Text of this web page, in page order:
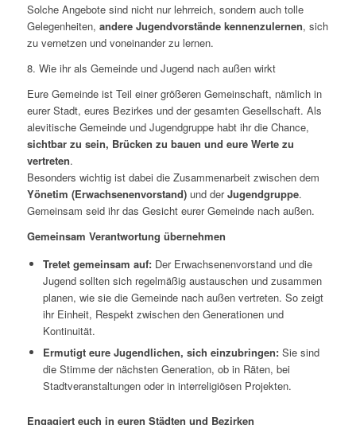
Solche Angebote sind nicht nur lehrreich, sondern auch tolle
Gelegenheiten, andere Jugendvorstände kennenzulernen, sich
zu vernetzen und voneinander zu lernen.
8. Wie ihr als Gemeinde und Jugend nach außen wirkt
Eure Gemeinde ist Teil einer größeren Gemeinschaft, nämlich in
eurer Stadt, eures Bezirkes und der gesamten Gesellschaft. Als
alevitische Gemeinde und Jugendgruppe habt ihr die Chance,
sichtbar zu sein, Brücken zu bauen und eure Werte zu
vertreten.
Besonders wichtig ist dabei die Zusammenarbeit zwischen dem
Yönetim (Erwachsenenvorstand)und derJugendgruppe.
Gemeinsam seid ihr das Gesicht eurer Gemeinde nach außen.
Gemeinsam Verantwortung übernehmen
Tretet gemeinsam auf:Der Erwachsenenvorstand und die
Jugend sollten sich regelmäßig austauschen und zusammen
planen, wie sie die Gemeinde nach außen vertreten. So zeigt
ihr Einheit, Respekt zwischen den Generationen und
Kontinuität.
Ermutigt eure Jugendlichen, sich einzubringen:Sie sind
die Stimme der nächsten Generation, ob in Räten, bei
Stadtveranstaltungen oder in interreligiösen Projekten.
Engagiert euch in euren Städten und Bezirken